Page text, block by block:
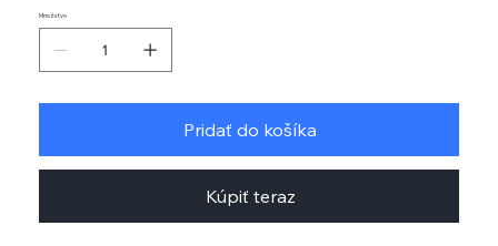
Množstvo
Pridať do košíka
Kúpiť teraz